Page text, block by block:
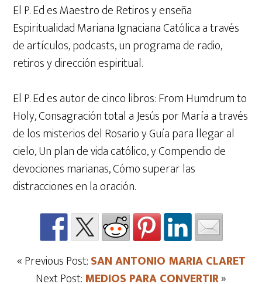
El P. Ed es Maestro de Retiros y enseña
Espiritualidad Mariana Ignaciana Católica a través
de artículos, podcasts, un programa de radio,
retiros y dirección espiritual.
El P. Ed es autor de cinco libros: From Humdrum to
Holy, Consagración total a Jesús por María a través
de los misterios del Rosario y Guía para llegar al
cielo, Un plan de vida católico, y Compendio de
devociones marianas, Cómo superar las
distracciones en la oración.
« Previous Post:SAN ANTONIO MARIA CLARET
Next Post: MEDIOS PARA CONVERTIR»